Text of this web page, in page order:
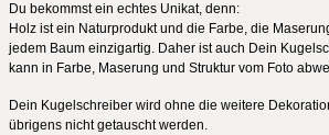
Du bekommst ein echtes Unikat, denn:
Holz ist ein Naturprodukt und die Farbe, die
jedem Baum einzigartig. Daher ist auch Dein
kann in Farbe, Maserung und Struktur vom Foto
Dein Kugelschreiber wird ohne die weitere
übrigens nicht getauscht werden.